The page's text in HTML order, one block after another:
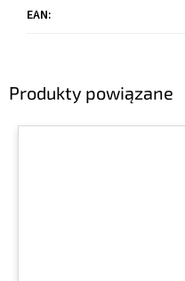
Produkty powiązane
EAN: